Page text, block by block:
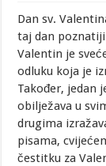
Dan sv.
taj dan
Valentin je
odluku koja je
Također, jedan
obilježava u
drugima
pisama,
čestitku za